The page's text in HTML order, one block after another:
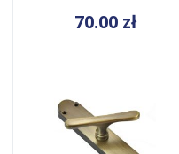
70.00 zł